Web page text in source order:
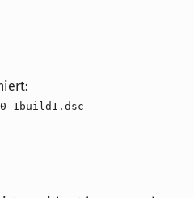
1build1.dsc